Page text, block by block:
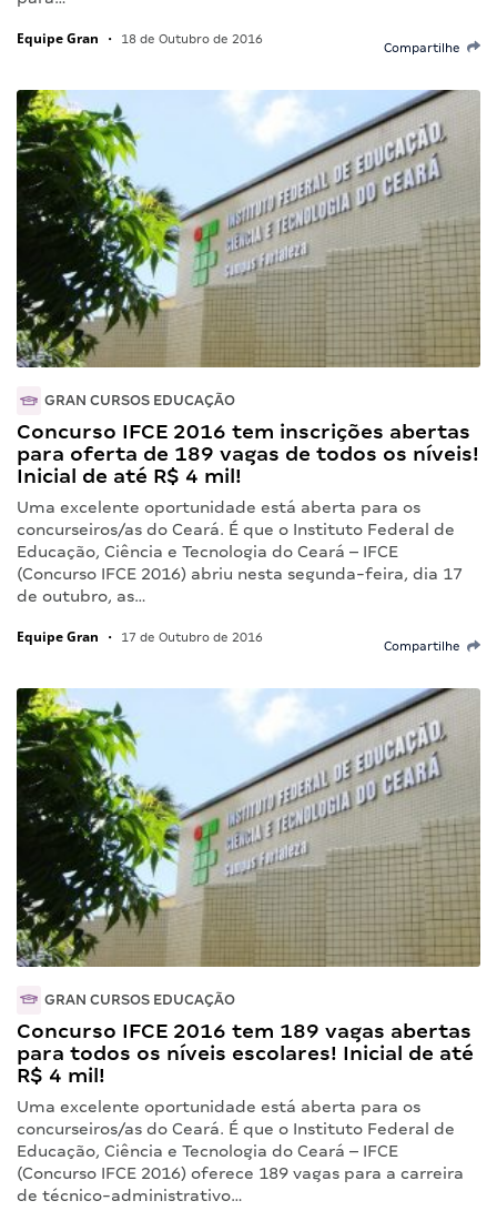
Equipe Gran • 18 de Outubro de 2016
Compartilhe
GRAN CURSOS EDUCAÇÃO
Concurso IFCE 2016 tem inscrições abertas
para oferta de 189 vagas de todos os níveis!
Inicial de até R$ 4 mil!
Uma excelente oportunidade está aberta para os
concurseiros/as do Ceará. É que o Instituto Federal de
Educação, Ciência e Tecnologia do Ceará – IFCE
(Concurso IFCE 2016) abriu nesta segunda-feira, dia 17
de outubro, as…
Equipe Gran • 17 de Outubro de 2016
Compartilhe
GRAN CURSOS EDUCAÇÃO
Concurso IFCE 2016 tem 189 vagas abertas
para todos os níveis escolares! Inicial de até
R$ 4 mil!
Uma excelente oportunidade está aberta para os
concurseiros/as do Ceará. É que o Instituto Federal de
Educação, Ciência e Tecnologia do Ceará – IFCE
(Concurso IFCE 2016) oferece 189 vagas para a carreira
de técnico-administrativo…